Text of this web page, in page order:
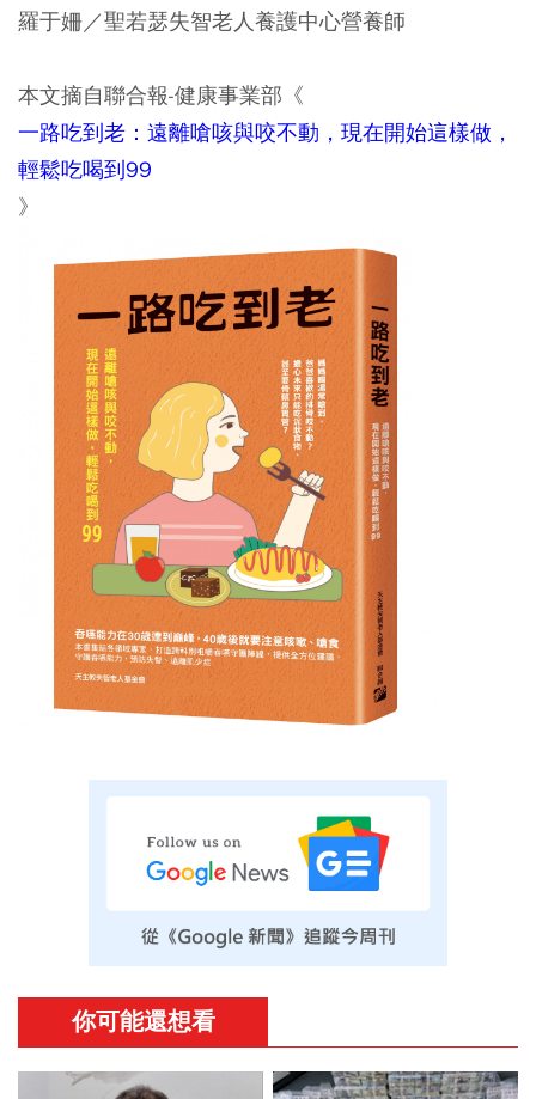
羅于姍／聖若瑟失智老人養護中心營養師
本文摘自聯合報-健康事業部《
一路吃到老：遠離嗆咳與咬不動，現在開始這樣做，
輕鬆吃喝到99
》